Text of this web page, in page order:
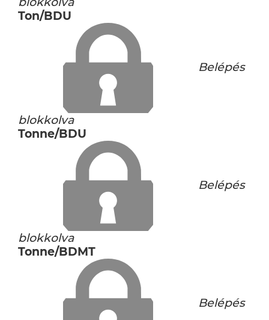
Ton/BDU
Belépés
blokkolva
Tonne/BDU
Belépés
blokkolva
Tonne/BDMT
Belépés